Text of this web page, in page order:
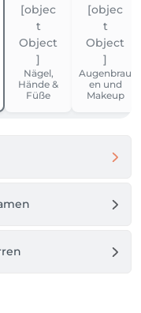
Nägel,
Hände &
Füße
Augenbrau
en und
Makeup